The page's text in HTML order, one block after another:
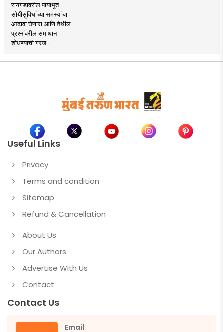
रायगडावरील पायाभूत
सोयीसुविधांच्या समस्यांचा
आढावा घेणारा आणि तेथील
प्रश्नांवरील समाधान
शोधण्याची गरज ..
Useful Links
Privacy
Terms and condition
Sitemap
Refund & Cancellation
About Us
Our Authors
Advertise With Us
Contact
Contact Us
Email